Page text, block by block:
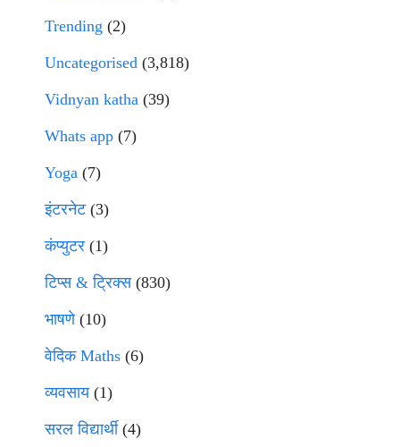
Trending (2)
Uncategorised (3,818)
Vidnyan katha (39)
Whats app (7)
Yoga (7)
इंटरनेट(3)
कंप्युटर (1)
टिप्स & ट्रिक्स(830)
भाषणे(10)
वेदिक Maths (6)
व्यवसाय(1)
सरल विद्यार्थी(4)